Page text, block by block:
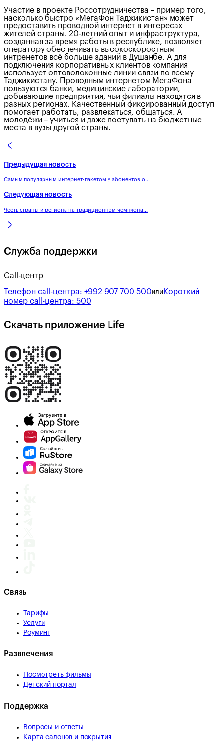
Участие в проекте Россотрудничества – пример того,
насколько быстро «МегаФон Таджикистан» может
предоставить проводной интернет в интересах
жителей страны. 20-летний опыт и инфраструктура,
созданная за время работы в республике, позволяет
оператору обеспечивать высокоскоростным
интренетов всё больше зданий в Душанбе. А для
подключения корпоративных клиентов компания
использует оптоволоконные линии связи по всему
Таджикистану. Проводным интернетом МегаФона
пользуются банки, медицинские лаборатории,
добывающие предприятия, чьи филиалы находятся в
разных регионах. Качественный фиксированный доступ
помогает работать, развлекаться, общаться. А
молодёжи – учиться и даже поступать на бюджетные
места в вузы другой страны.
Предыдущая новость
Самым популярным интернет-пакетом у абонентов о...
Следующая новость
Честь страны и региона на традиционном чемпиона...
Служба поддержки
Call-центр
Телефон call-центра: +992 907 700 500или Короткий
номер call-центра: 500
Скачать приложение Life
Связь
Тарифы
Услуги
Роуминг
Развлечения
Посмотреть фильмы
Детский портал
Поддержка
Вопросы и ответы
Карта салонов и покрытия